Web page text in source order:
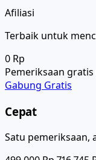
Afiliasi
Terbaik untuk
0 Rp
Pemeriksaan
Gabung Gratis
Cepat
Satu pemeriksaan,